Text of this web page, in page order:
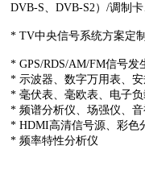
DVB-S、DVB-S2）/调制
* TV中央信号系统方案定制
* GPS/RDS/AM/FM信号
* 示波器、数字万用表、
* 毫伏表、毫欧表、电子
* 频谱分析仪、场强仪、
* HDMI高清信号源、彩色
* 频率特性分析仪